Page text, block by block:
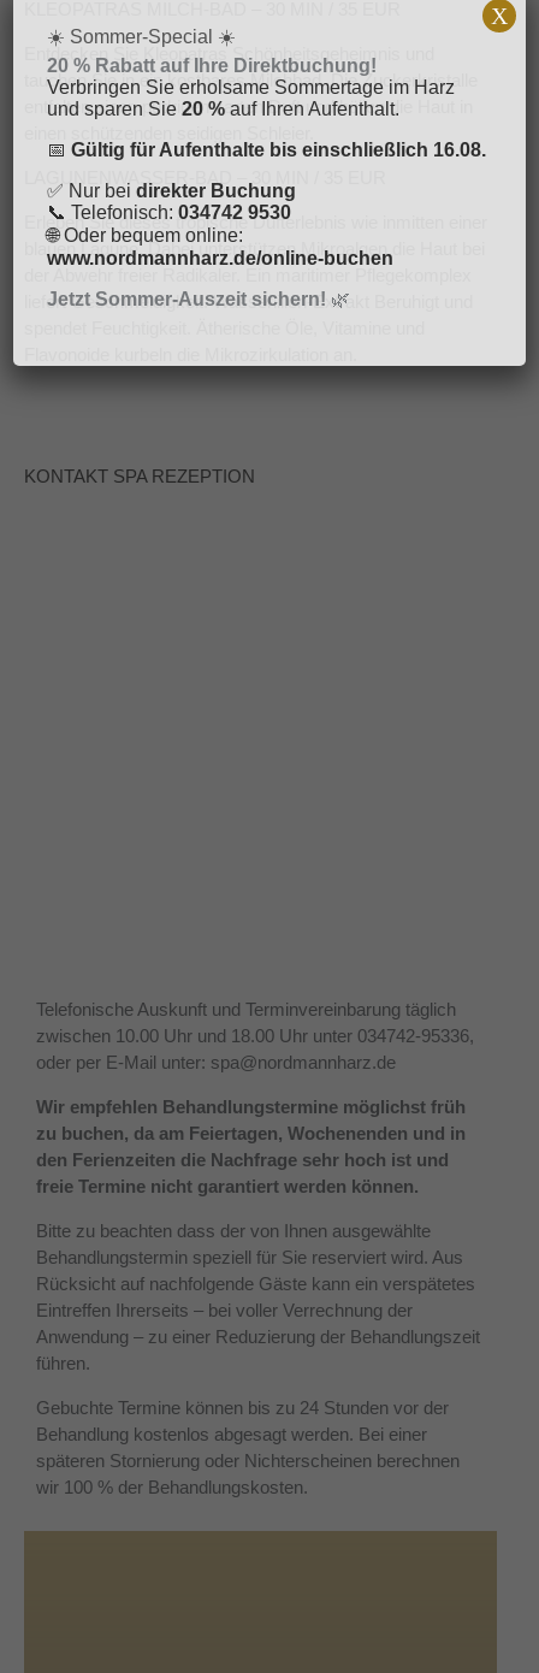
Entdecken Sie Kleopatras Schönheitsgeheimnis und
tauchen Sie in ein kostbares Milchbad. Die Zuckerkristalle
entfalten einen pudrigen zarten Duft und hüllen die Haut in
Erleben Sie dieses tropische Dufterlebnis wie inmitten einer
blauen Lagune. Dabei unterstützen Mikroalgen die Haut bei
liefert Geschmeidigkeit. Wasserlilien-Extrakt Beruhigt und
KONTAKT SPA REZEPTION
Telefonische Auskunft und Terminvereinbarung täglich
zwischen 10.00 Uhr und 18.00 Uhr unter 034742-95336,
oder per E-Mail unter: spa@nordmannharz.de
Wir empfehlen Behandlungstermine möglichst früh
zu buchen, da am Feiertagen, Wochenenden und in
den Ferienzeiten die Nachfrage sehr hoch ist und
freie Termine nicht garantiert werden können.
Bitte zu beachten dass der von Ihnen ausgewählte
Behandlungstermin speziell für Sie reserviert wird. Aus
Rücksicht auf nachfolgende Gäste kann ein verspätetes
Eintreffen Ihrerseits – bei voller Verrechnung der
Anwendung – zu einer Reduzierung der Behandlungszeit
führen.
Gebuchte Termine können bis zu 24 Stunden vor der
Behandlung kostenlos abgesagt werden. Bei einer
späteren Stornierung oder Nichterscheinen berechnen
wir 100 % der Behandlungskosten.
☀️ Sommer-Special ☀️
20 % Rabatt auf Ihre Direktbuchung!
Verbringen Sie erholsame Sommertage im Harz
und sparen Sie20 % auf Ihren Aufenthalt.
📅Gültig für Aufenthalte bis einschließlich 16.08.
✅ Nur beidirekter Buchung
📞 Telefonisch:034742 9530
🌐 Oder bequem online:
www.nordmannharz.de/online-buchen
Jetzt Sommer-Auszeit sichern! 🌿
X